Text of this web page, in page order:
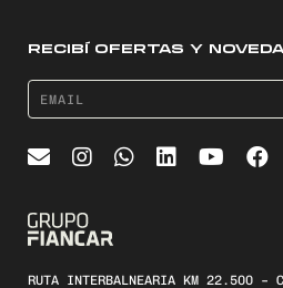
RECIBÍ OFERTAS Y
RUTA INTERBALNEARIA KM 22.500 –